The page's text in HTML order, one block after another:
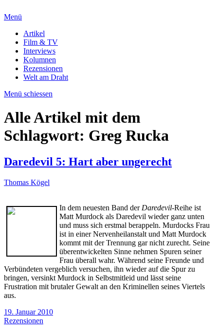
Menü
Artikel
Film & TV
Interviews
Kolumnen
Rezensionen
Welt am Draht
Menü schiessen
Alle Artikel mit dem
Schlagwort: Greg Rucka
Daredevil 5: Hart aber ungerecht
Thomas Kögel
In dem neuesten Band der Daredevil-Reihe ist
Matt Murdock als Daredevil wieder ganz unten
und muss sich erstmal berappeln. Murdocks Frau
ist in einer Nervenheilanstalt und Matt Murdock
kommt mit der Trennung gar nicht zurecht. Seine
überentwickelten Sinne nehmen Spuren seiner
Frau überall wahr. Während seine Freunde und
Verbündeten vergeblich versuchen, ihn wieder auf die Spur zu
bringen, versinkt Murdock in Selbstmitleid und lässt seine
Frustration mit brutaler Gewalt an den Kriminellen seines Viertels
aus.
19. Januar 2010
Rezensionen